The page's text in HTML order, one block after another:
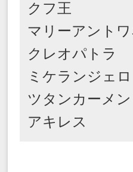
クフ王
マリーアントワ
クレオパトラ
ミケランジェロ
ツタンカーメン
アキレス